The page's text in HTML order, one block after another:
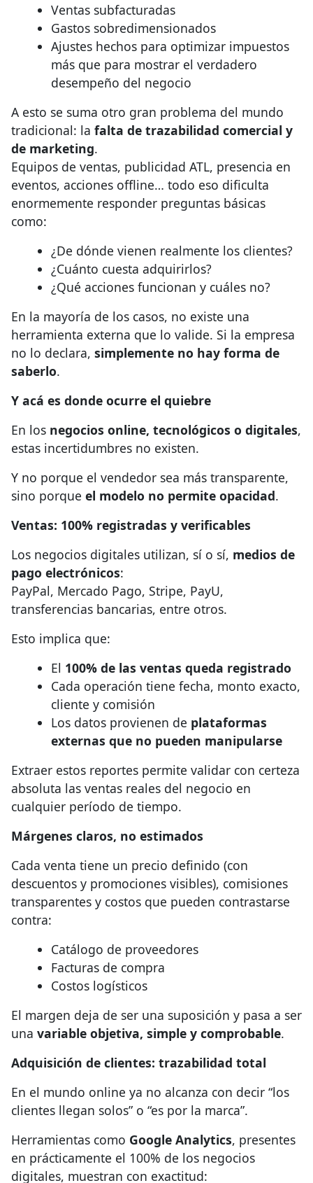
Ventas subfacturadas
Gastos sobredimensionados
Ajustes hechos para optimizar impuestos
más que para mostrar el verdadero
desempeño del negocio
A esto se suma otro gran problema del mundo
tradicional: la falta de trazabilidad comercial y
de marketing.
Equipos de ventas, publicidad ATL, presencia en
eventos, acciones offline… todo eso dificulta
enormemente responder preguntas básicas
como:
¿De dónde vienen realmente los clientes?
¿Cuánto cuesta adquirirlos?
¿Qué acciones funcionan y cuáles no?
En la mayoría de los casos, no existe una
herramienta externa que lo valide. Si la empresa
no lo declara, simplemente no hay forma de
saberlo.
Y acá es donde ocurre el quiebre
En los negocios online, tecnológicos o digitales,
estas incertidumbres no existen.
Y no porque el vendedor sea más transparente,
sino porque el modelo no permite opacidad.
Ventas: 100% registradas y verificables
Los negocios digitales utilizan, sí o sí, medios de
pago electrónicos:
PayPal, Mercado Pago, Stripe, PayU,
transferencias bancarias, entre otros.
Esto implica que:
El 100% de las ventas queda registrado
Cada operación tiene fecha, monto exacto,
cliente y comisión
Los datos provienen de plataformas
externas que no pueden manipularse
Extraer estos reportes permite validar con certeza
absoluta las ventas reales del negocio en
cualquier período de tiempo.
Márgenes claros, no estimados
Cada venta tiene un precio definido (con
descuentos y promociones visibles), comisiones
transparentes y costos que pueden contrastarse
contra:
Catálogo de proveedores
Facturas de compra
Costos logísticos
El margen deja de ser una suposición y pasa a ser
una variable objetiva, simple y comprobable.
Adquisición de clientes: trazabilidad total
En el mundo online ya no alcanza con decir “los
clientes llegan solos” o “es por la marca”.
Herramientas como Google Analytics, presentes
en prácticamente el 100% de los negocios
digitales, muestran con exactitud: